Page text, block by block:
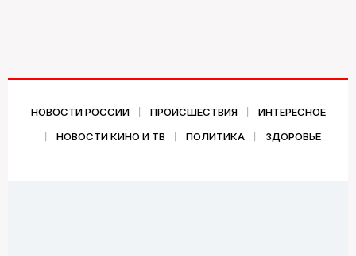
НОВОСТИ РОССИИ ПРОИСШЕСТВИЯ
ИНТЕРЕСНОЕ
НОВОСТИ КИНО И ТВ
ПОЛИТИКА ЗДОРОВЬЕ